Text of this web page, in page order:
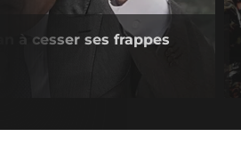
à cesser ses frappes